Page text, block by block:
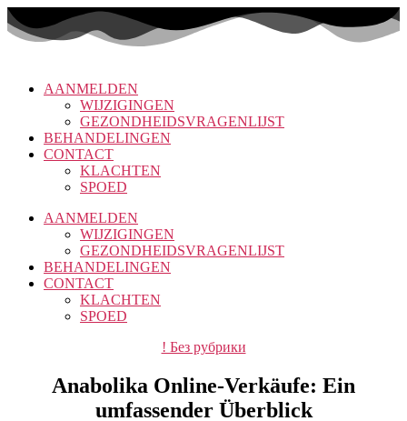
Overslaan
naar
AANMELDEN
WIJZIGINGEN
GEZONDHEIDSVRAGENLIJST
BEHANDELINGEN
CONTACT
KLACHTEN
SPOED
AANMELDEN
WIJZIGINGEN
GEZONDHEIDSVRAGENLIJST
BEHANDELINGEN
CONTACT
KLACHTEN
SPOED
Categorieën
! Без рубрики
Anabolika Online-Verkäufe: Ein
umfassender Überblick